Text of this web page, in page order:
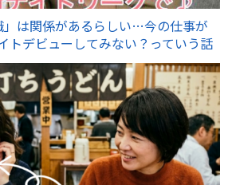
」は関係があるらしい…今の仕事が
トデビューしてみない？っていう話